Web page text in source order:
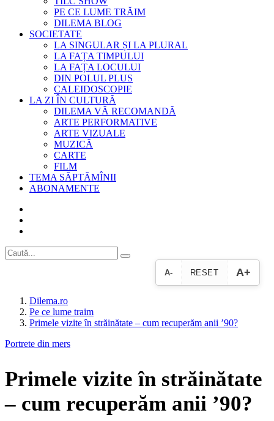
PE CE LUME TRĂIM
DILEMA BLOG
SOCIETATE
LA SINGULAR ȘI LA PLURAL
LA FAȚA TIMPULUI
LA FAȚA LOCULUI
DIN POLUL PLUS
CALEIDOSCOPIE
LA ZI ÎN CULTURĂ
DILEMA VĂ RECOMANDĂ
ARTE PERFORMATIVE
ARTE VIZUALE
MUZICĂ
CARTE
FILM
TEMA SĂPTĂMÎNII
ABONAMENTE
A- RESET A+
Dilema.ro
Pe ce lume traim
Primele vizite în străinătate – cum recuperăm anii ’90?
Portrete din mers
Primele vizite în străinătate
– cum recuperăm anii ’90?